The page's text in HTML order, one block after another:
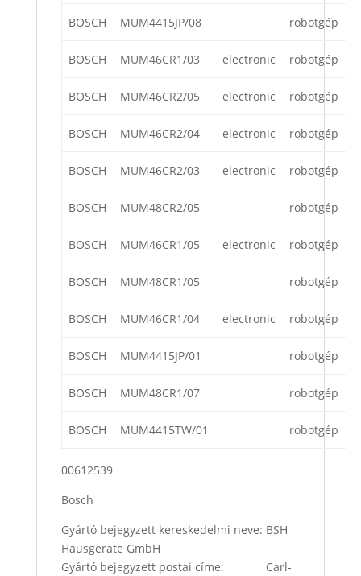
BOSCH MUM4415JP/08 robotgép
BOSCH MUM46CR1/03 electronic robotgép
BOSCH MUM46CR2/05 electronic robotgép
BOSCH MUM46CR2/04 electronic robotgép
BOSCH MUM46CR2/03 electronic robotgép
BOSCH MUM48CR2/05 robotgép
BOSCH MUM46CR1/05 electronic robotgép
BOSCH MUM48CR1/05 robotgép
BOSCH MUM46CR1/04 electronic robotgép
BOSCH MUM4415JP/01 robotgép
BOSCH MUM48CR1/07 robotgép
BOSCH MUM4415TW/01 robotgép
00612539
Bosch
Gyártó bejegyzett kereskedelmi neve: BSH
Hausgeräte GmbH
Gyártó bejegyzett postai címe: Carl-